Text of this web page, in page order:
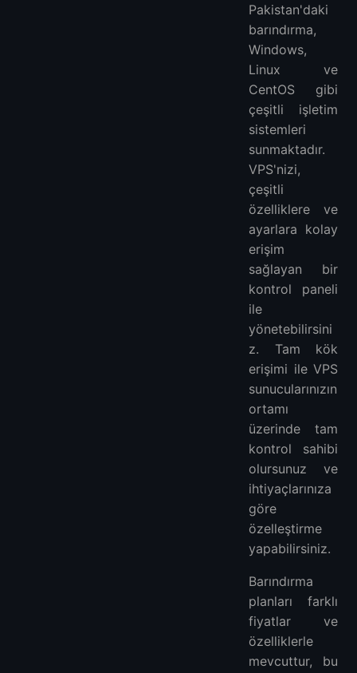
Pakistan'daki
barındırma,
Windows,
Linux ve
CentOS gibi
çeşitli işletim
sistemleri
sunmaktadır.
VPS'nizi,
çeşitli
özelliklere ve
ayarlara kolay
erişim
sağlayan bir
kontrol paneli
ile
yönetebilirsini
z. Tam kök
erişimi ile VPS
sunucularınızın
ortamı
üzerinde tam
kontrol sahibi
olursunuz ve
ihtiyaçlarınıza
göre
özelleştirme
yapabilirsiniz.
Barındırma
planları farklı
fiyatlar ve
özelliklerle
mevcuttur, bu